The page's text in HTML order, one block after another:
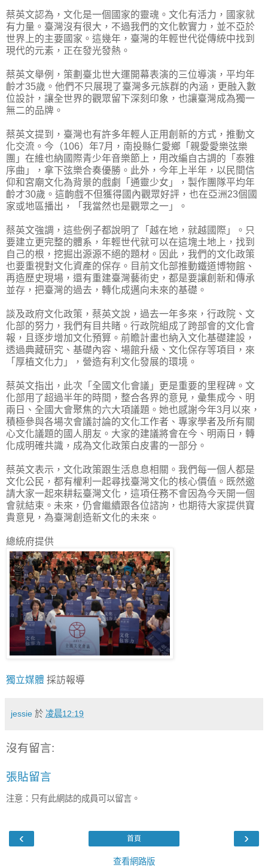
蔡英文認為，文化是一個國家的靈魂。文化有活力，國家就
有力量。臺灣沒有很大，不過我們的文化軟實力，並不亞於
世界上的主要國家。這幾年，臺灣的年輕世代從傳統中找到
現代的元素，正在發光發熱。
蔡英文舉例，策劃臺北世大運開幕表演的三位導演，平均年
齡才35歲。他們不只展現了臺灣多元族群的內涵，更融入數
位設計，讓全世界的觀眾留下深刻印象，也讓臺灣成為獨一
無二的品牌。
蔡英文提到，臺灣也有許多年輕人正用創新的方式，推動文
化交流。今（106）年7月，南投縣仁愛鄉「親愛愛樂弦樂
團」在維也納國際青少年音樂節上，用改編自古調的「泰雅
序曲」，拿下弦樂合奏優勝。此外，今年上半年，以民間信
仰和宮廟文化為背景的戲劇「通靈少女」，製作團隊平均年
齡才30歲。這齣戲不但獲得國內觀眾好評，也在亞洲23個國
家或地區播出，「我當然也是觀眾之一」。
蔡英文強調，這些例子都說明了「越在地，就越國際」。只
要建立更完整的體系，年輕世代就可以在這塊土地上，找到
自己的根，挖掘出源源不絕的題材。因此，我們的文化政策
也要重視對文化資產的保存。目前文化部推動鐵道博物館、
再造歷史現場，還有重建臺灣藝術史，都是要讓創新和傳承
並存，把臺灣的過去，轉化成邁向未來的基礎。
談及政府文化政策，蔡英文說，過去一年多來，行政院、文
化部的努力，我們有目共睹。行政院組成了跨部會的文化會
報，且逐步增加文化預算。前瞻計畫也納入文化基礎建設，
透過典藏研究、基礎內容、場館升級、文化保存等項目，來
「厚植文化力」，營造有利文化發展的環境。
蔡英文指出，此次「全國文化會議」更是重要的里程碑。文
化部用了超過半年的時間，整合各界的意見，彙集成今、明
兩日、全國大會聚焦的六大項議題。她也感謝今年3月以來，
積極參與各場次會議討論的文化工作者、專家學者及所有關
心文化議題的國人朋友。大家的建議將會在今、明兩日，轉
化成明確共識，成為文化政策白皮書的一部分。
蔡英文表示，文化政策跟生活息息相關。我們每一個人都是
文化公民，都有權利一起尋找臺灣文化的核心價值。既然邀
請大家一起來耕耘臺灣文化，這項任務不會因為今天開一個
會就結束。未來，仍會繼續跟各位諮詢，也期待大家提供寶
貴意見，為臺灣創造新文化的未來。
總統府提供
獨立媒體 採訪報導
jessie 於 凌晨12:19
沒有留言:
張貼留言
注意：只有此網誌的成員可以留言。
‹ ›
首頁
查看網路版